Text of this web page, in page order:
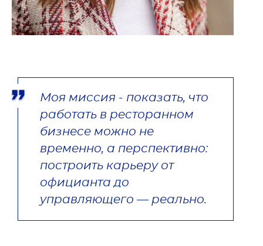
Моя миссия - показать, что
работать в ресторанном
бизнесе можно не
временно, а перспективно:
построить карьеру от
официанта до
управляющего — реально.